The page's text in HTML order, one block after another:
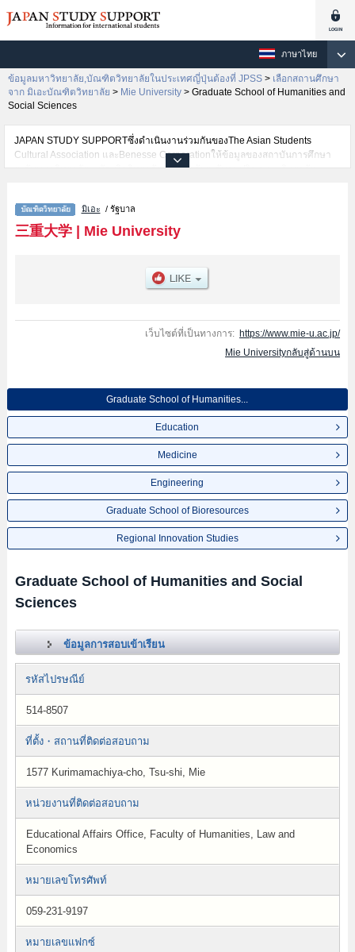
ภาษาไทย
ข้อมูลมหาวิทยาลัย,บัณฑิตวิทยาลัยในประเทศญี่ปุ่นต้องที่ JPSS > เลือกสถานศึกษา
จาก มิเอะบัณฑิตวิทยาลัย > Mie University > Graduate School of Humanities and
Social Sciences
JAPAN STUDY SUPPORTซึ่งดำเนินงานร่วมกันของThe Asian Students
Cultural Association และBenesse Corporationให้ข้อมูลของสถาบันการศึกษา
ระดับมหาวิทยาลัย・บัณฑิตวิทยาลัย・วิทยาลัยระดับอนุปริญญา・วิทยาลัย
เช่นGraduate School of Humanities and Social
SciencesหรือEducationหรือMedicineหรือEngineeringหรือGraduate School of
BioresourcesหรือRegional Innovation Studies เป็นต้น,ข้อมูลของแต่ละสาขา
ผ่านการสอบคัดเลือกเป็นต้น,แนะนำสถานที่,การเดินทางเป็นต้นไว้ด้วยดังนั้นขอ
เชิญใช้บริการค้นหาข้อมูลตามอัธยาศัย
มิเอะ / รัฐบาล
三重大学| Mie University
เว็บไซต์ที่เป็นทางการ: https://www.mie-u.ac.jp/
Mie Universityกลับสู่ด้านบน
Graduate School of Humanities...
Education
Medicine
Engineering
Graduate School of Bioresources
Regional Innovation Studies
Graduate School of Humanities and Social
Sciences
ข้อมูลการสอบเข้าเรียน
รหัสไปรษณีย์
514-8507
ที่ตั้ง・สถานที่ติดต่อสอบถาม
1577 Kurimamachiya-cho, Tsu-shi, Mie
หน่วยงานที่ติดต่อสอบถาม
Educational Affairs Office, Faculty of Humanities, Law and
Economics
หมายเลขโทรศัพท์
059-231-9197
หมายเลขแฟกซ์